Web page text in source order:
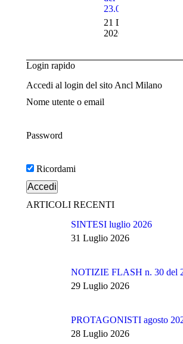
23.07.2026
21 Luglio
2026
Login rapido
Accedi al login del sito Ancl Milano
Nome utente o email
Password
Ricordami
ARTICOLI RECENTI
SINTESI luglio 2026
31 Luglio 2026
NOTIZIE FLASH n. 30 del
29 Luglio 2026
PROTAGONISTI agosto
28 Luglio 2026